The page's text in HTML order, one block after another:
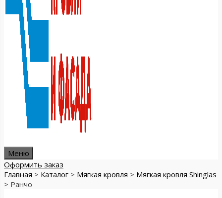
Меню
Оформить заказ
Главная > Каталог > Мягкая кровля > Мягкая кровля Shinglas
> Ранчо